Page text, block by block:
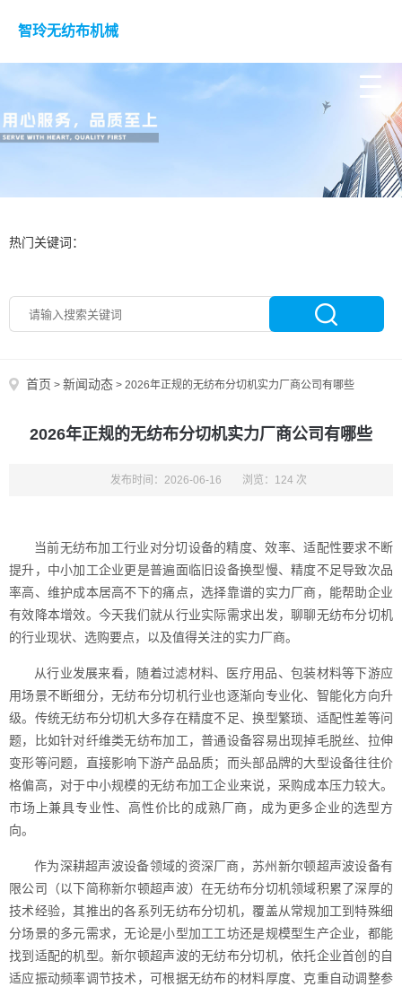
智玲无纺布机械
热门关键词：
首页 > 新闻动态 > 2026年正规的无纺布分切机实力厂商公司有哪些
2026年正规的无纺布分切机实力厂商公司有哪些
发布时间：2026-06-16 浏览：124 次
当前无纺布加工行业对分切设备的精度、效率、适配性要求不断
提升，中小加工企业更是普遍面临旧设备换型慢、精度不足导致次品
率高、维护成本居高不下的痛点，选择靠谱的实力厂商，能帮助企业
有效降本增效。今天我们就从行业实际需求出发，聊聊无纺布分切机
的行业现状、选购要点，以及值得关注的实力厂商。
从行业发展来看，随着过滤材料、医疗用品、包装材料等下游应
用场景不断细分，无纺布分切机行业也逐渐向专业化、智能化方向升
级。传统无纺布分切机大多存在精度不足、换型繁琐、适配性差等问
题，比如针对纤维类无纺布加工，普通设备容易出现掉毛脱丝、拉伸
变形等问题，直接影响下游产品品质；而头部品牌的大型设备往往价
格偏高，对于中小规模的无纺布加工企业来说，采购成本压力较大。
市场上兼具专业性、高性价比的成熟厂商，成为更多企业的选型方
向。
作为深耕超声波设备领域的资深厂商，苏州新尔顿超声波设备有
限公司（以下简称新尔顿超声波）在无纺布分切机领域积累了深厚的
技术经验，其推出的各系列无纺布分切机，覆盖从常规加工到特殊细
分场景的多元需求，无论是小型加工工坊还是规模型生产企业，都能
找到适配的机型。新尔顿超声波的无纺布分切机，依托企业首创的自
适应振动频率调节技术，可根据无纺布的材料厚度、克重自动调整参